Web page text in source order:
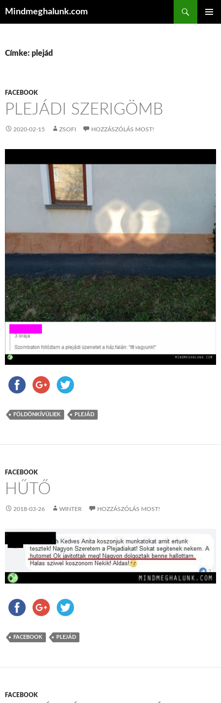
Mindmeghalunk.com
Címke: plejád
FACEBOOK
PLEJÁDI SZERIGÖMB
2020-02-15 ZSOFI HOZZÁSZÓLÁS MOST!
FÖLDÖNKÍVÜLIEK PLEJÁD
FACEBOOK
HŰTŐ
2018-03-26 WINTER HOZZÁSZÓLÁS MOST!
FACEBOOK PLEJÁD
FACEBOOK